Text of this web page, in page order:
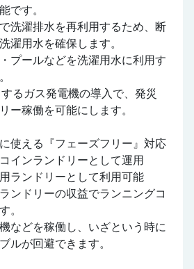
です。
洗濯排水を再利用するため、断
濯用水を確保します。
プールなどを洗濯用水に利用す
するガス発電機の導入で、発災
ー稼働を可能にします。
使える『フェーズフリー』対応
コインランドリーとして運用
ンドリーとして利用可能
ンドリーの収益でランニングコ
。
などを稼働し、いざという時に
ルが回避できます。